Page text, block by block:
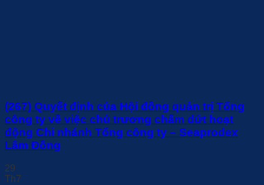
(267) Quyết định của Hội đồng quản trị Tổng
công ty về việc chủ trương chấm dứt hoạt
động Chi nhánh Tổng công ty – Seaprodex
Lâm Đồng
29
Th7